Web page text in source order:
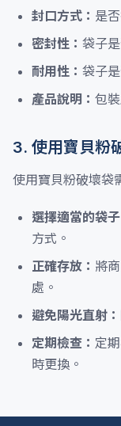
封口方式： 是
密封性： 袋子
耐用性： 袋子
產品說明： 包
3. 使用寶貝粉
使用寶貝粉破壞袋
選擇適當的袋子
方式。
正確存放： 將
處。
避免陽光直射：
定期檢查： 定
時更換。